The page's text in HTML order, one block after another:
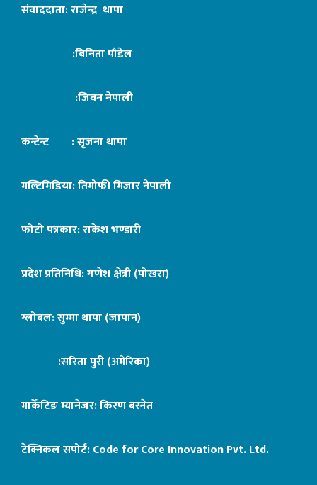
संवाददाता: राजेन्द्र थापा
:बिनिता पौडेल
:जिबन नेपाली
कन्टेन्ट : सृजना थापा
मल्टिमिडिया: तिमोफी मिजार नेपाली
फोटो पत्रकार: राकेश भण्डारी
प्रदेश प्रतिनिधि: गणेश क्षेत्री (पोखरा)
ग्लोबल: सुम्मा थापा (जापान)
:सरिता पुरी (अमेरिका)
मार्केटिङ म्यानेजर: किरण बस्नेत
टेक्निकल सपोर्ट:Code for Core Innovation Pvt. Ltd.